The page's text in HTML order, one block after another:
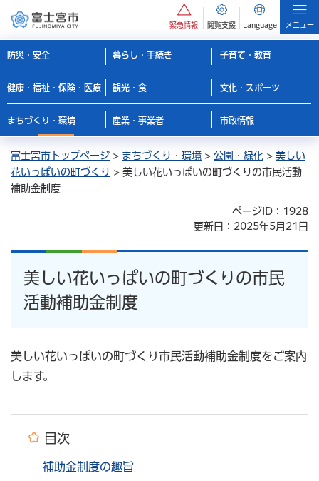
緊急情報 閲覧支援 Language メニュー
防災・安全 暮らし・手続き 子育て・教育
健康・福祉・保険・医療 観光・食 文化・スポーツ
まちづくり・環境 産業・事業者 市政情報
富士宮市トップページ > まちづくり・環境 > 公園・緑化 > 美しい
花いっぱいの町づくり > 美しい花いっぱいの町づくりの市民活動
補助金制度
ページID：1928
更新日：2025年5月21日
美しい花いっぱいの町づくりの市民
活動補助金制度
美しい花いっぱいの町づくり市民活動補助金制度をご案内
します。
目次
補助金制度の趣旨